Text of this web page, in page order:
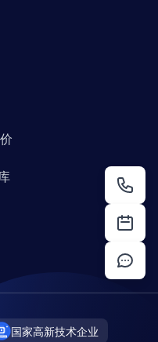
国家高新技术企业